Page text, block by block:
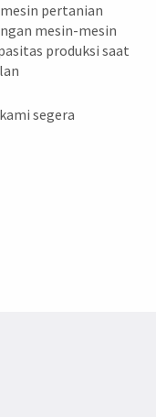
pertanian
mesin-mesin
produksi saat
segera